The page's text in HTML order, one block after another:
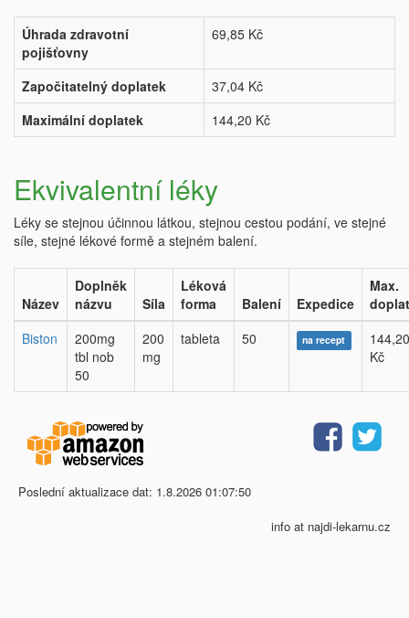
Úhrada zdravotní
pojišťovny
69,85 Kč
Započitatelný doplatek
37,04 Kč
Maximální doplatek
144,20 Kč
Ekvivalentní léky
Léky se stejnou účinnou látkou, stejnou cestou podání, ve stejné
síle, stejné lékové formě a stejném balení.
Název
Doplněk
názvu
Síla
Léková
forma
Balení Expedice
Max.
Biston
200mg
tbl nob
50
200
mg
tableta 50 na recept
144,20
Kč
Poslední aktualizace dat: 1.8.2026 01:07:50
info at najdi-lekarnu.cz